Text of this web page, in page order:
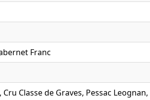
Franc
Classe de Graves, Pessac